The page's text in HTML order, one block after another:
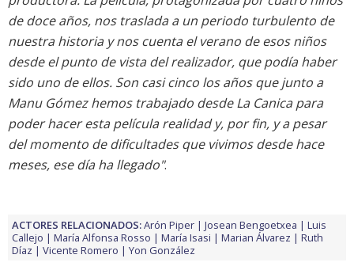
de doce años, nos traslada a un periodo turbulento de
nuestra historia y nos cuenta el verano de esos niños
desde el punto de vista del realizador, que podía haber
sido uno de ellos. Son casi cinco los años que junto a
Manu Gómez hemos trabajado desde La Canica para
poder hacer esta película realidad y, por fin, y a pesar
del momento de dificultades que vivimos desde hace
meses, ese día ha llegado".
ACTORES RELACIONADOS:Arón Piper Josean Bengoetxea
Luis
Callejo
María Alfonsa Rosso María Isasi Marian Álvarez
Ruth
Díaz
Vicente Romero Yon González